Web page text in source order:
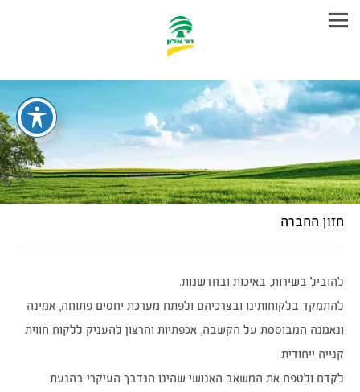
מעבר
מהיר
לתוכן
הראשי
חזון החברה
להוביל בשירות, באיכות ובחדשנות.
להתמקד בלקוחותינו ובצרכיהם ולפתח מערכת יחסים פתוחה, אמינה
ונאמנה המבוססת על הקשבה, אכפתיות והרצון להעניק ללקוח חווית
קנייה ייחודית.
לקדם ולטפח את המשאב האנושי שהינו הנדבך העיקרי בהנעת